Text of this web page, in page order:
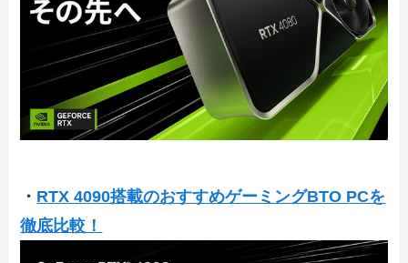
・ RTX 4090搭載のおすすめゲーミングBTO PCを
徹底比較！